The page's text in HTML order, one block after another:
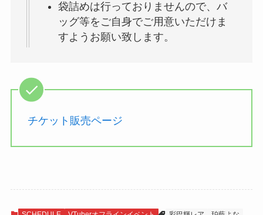
袋詰めは行っておりませんので、バ
ッグ等をご自身でご用意いただけま
すようお願い致します。
チケット販売ページ